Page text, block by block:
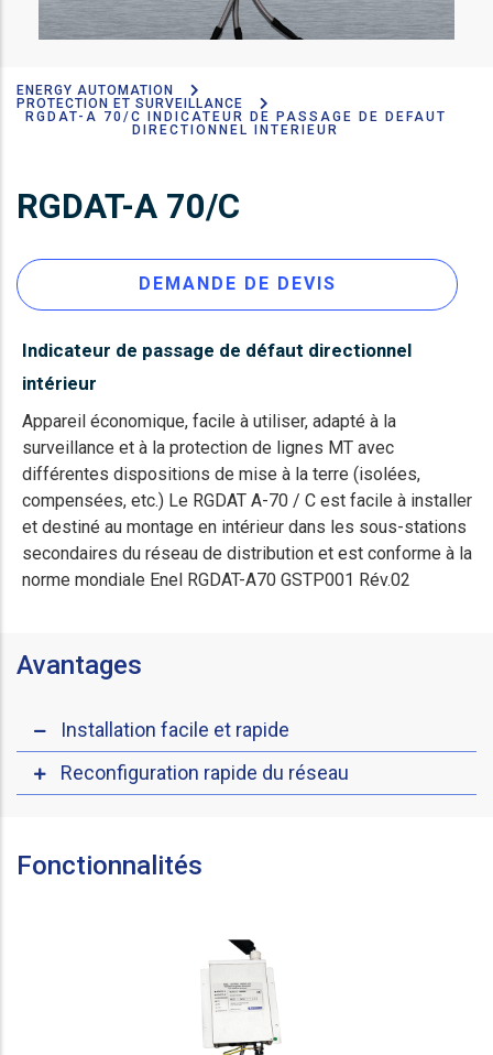
Fil
ENERGY AUTOMATION
PROTECTION ET SURVEILLANCE
RGDAT-A 70/C INDICATEUR DE PASSAGE DE DEFAUT
DIRECTIONNEL INTERIEUR
RGDAT-A 70/C
DEMANDE DE DEVIS
Indicateur de passage de défaut directionnel
intérieur
Appareil économique, facile à utiliser, adapté à la
surveillance et à la protection de lignes MT avec
différentes dispositions de mise à la terre (isolées,
compensées, etc.) Le RGDAT A-70 / C est facile à installer
et destiné au montage en intérieur dans les sous-stations
secondaires du réseau de distribution et est conforme à la
norme mondiale Enel RGDAT-A70 GSTP001 Rév.02
Avantages
Installation facile et rapide
Reconfiguration rapide du réseau
Fonctionnalités